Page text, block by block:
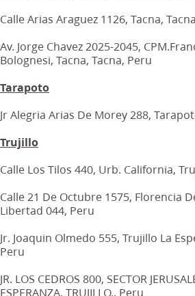
Calle Arias Araguez 1126, Tacna,
Av. Jorge Chavez 2025-2045,
Bolognesi, Tacna, Tacna, Peru
Tarapoto
Jr Alegria Arias De Morey 288,
Trujillo
Calle Los Tilos 440, Urb. California,
Calle 21 De Octubre 1575, Florencia
Libertad 044, Peru
Jr. Joaquin Olmedo 555, Trujillo La
Peru
JR. LOS CEDROS 800, SECTOR
ESPERANZA, TRUJILLO., Peru